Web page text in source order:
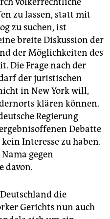
zu lassen, statt mit
zu suchen, ist
breite Diskussion der
der Möglichkeiten des
Die Frage nach der
der juristischen
in New York will,
klären können.
Regierung
Debatte
Interesse zu haben.
gegen
davon.
die
Gerichts nun auch